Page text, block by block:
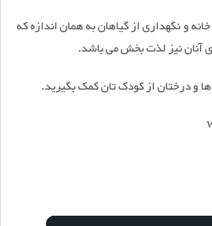
و نگهداری از گیاهان به همان اندازه که
نیز لذت بخش می باشد.
و درختان از کودک تان کمک بگیرید.